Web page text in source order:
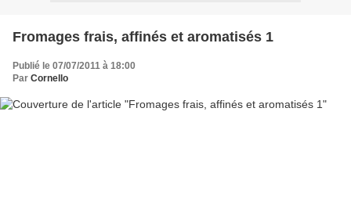
Fromages frais, affinés et aromatisés 1
Publié le 07/07/2011 à 18:00
Par Cornello